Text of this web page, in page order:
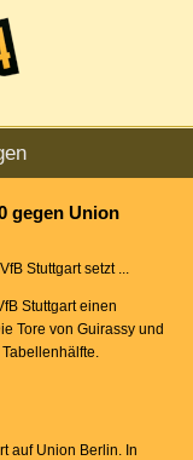
gegen Union
Stuttgart setzt ...
Stuttgart einen
Tore von Guirassy und
auf Union Berlin. In